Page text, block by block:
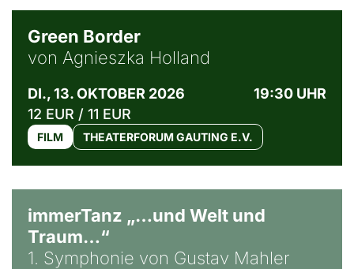
Green Border
von Agnieszka Holland
DI., 13. OKTOBER 2026
19:30 UHR
12 EUR / 11 EUR
FILM THEATERFORUM GAUTING E.V.
immerTanz „…und Welt und
Traum…“
1. Symphonie von Gustav Mahler